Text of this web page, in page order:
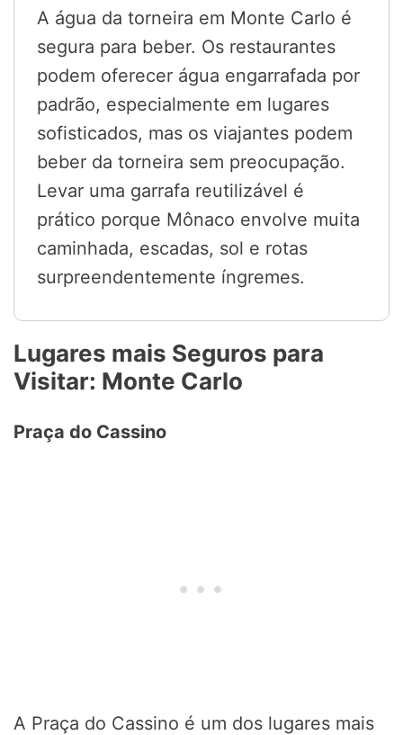
A água da torneira em Monte Carlo é
segura para beber. Os restaurantes
podem oferecer água engarrafada por
padrão, especialmente em lugares
sofisticados, mas os viajantes podem
beber da torneira sem preocupação.
Levar uma garrafa reutilizável é
prático porque Mônaco envolve muita
caminhada, escadas, sol e rotas
surpreendentemente íngremes.
Lugares mais Seguros para
Visitar: Monte Carlo
Praça do Cassino
A Praça do Cassino é um dos lugares mais